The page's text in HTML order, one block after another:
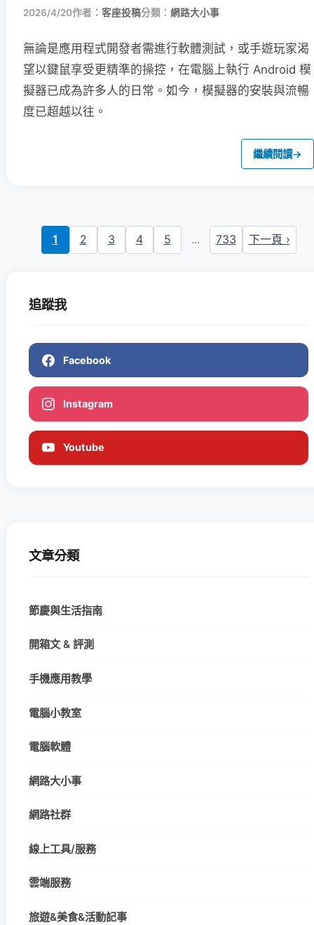
2026/4/20作者： 客座投稿分類： 網路大小事
無論是應用程式開發者需進行軟體測試，或手遊玩家渴
望以鍵鼠享受更精準的操控，在電腦上執行 Android 模
擬器已成為許多人的日常。如今，模擬器的安裝與流暢
度已超越以往。
繼續閱讀→
1 2 3 4 5 ... 733 下一頁 ›
追蹤我
Facebook
Instagram
Youtube
文章分類
節慶與生活指南
開箱文 & 評測
手機應用教學
電腦小教室
電腦軟體
網路大小事
網路社群
線上工具/服務
雲端服務
旅遊&美食&活動記事